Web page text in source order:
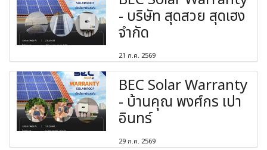
- บริษัท สุดสวย สุดเฮง
จำกัด
21 ก.ค. 2569
BEC Solar Warranty
- บ้านคุณ พงศ์กร เปา
อินทร์
29 ก.ค. 2569